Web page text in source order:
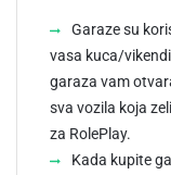
Garaze su
vasa kuca/
garaza vam
sva vozila koja
za RolePlay.
Kada kupite